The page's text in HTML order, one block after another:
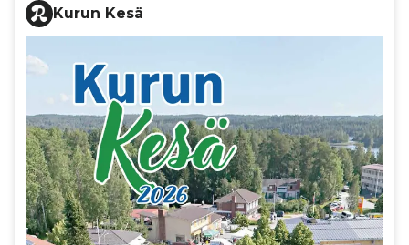
Kurun Kesä